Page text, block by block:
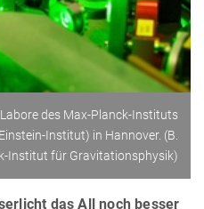
des Max-Planck-Instituts
Institut) in Hannover. (B.
Institut für Gravitationsphysik)
das All noch besser